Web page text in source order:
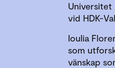
Universitet
vid HDK-
Ioulia
som
vänskap